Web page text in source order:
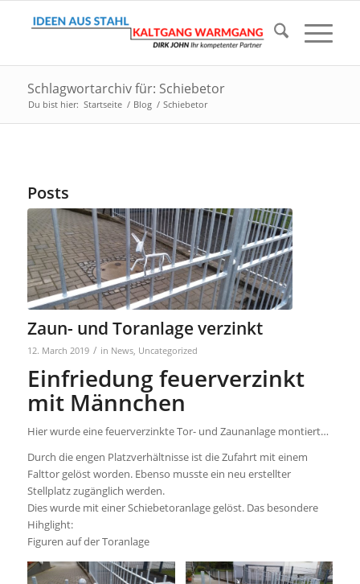
Schlagwortarchiv für: Schiebetor
Du bist hier: Startseite / Blog / Schiebetor
Posts
Zaun- und Toranlage verzinkt
12. March 2019 / in News, Uncategorized
Einfriedung feuerverzinkt
mit Männchen
Hier wurde eine feuerverzinkte Tor- und Zaunanlage montiert…
Durch die engen Platzverhältnisse ist die Zufahrt mit einem
Falttor gelöst worden. Ebenso musste ein neu erstellter
Stellplatz zugänglich werden.
Dies wurde mit einer Schiebetoranlage gelöst. Das besondere
Hihglight:
Figuren auf der Toranlage